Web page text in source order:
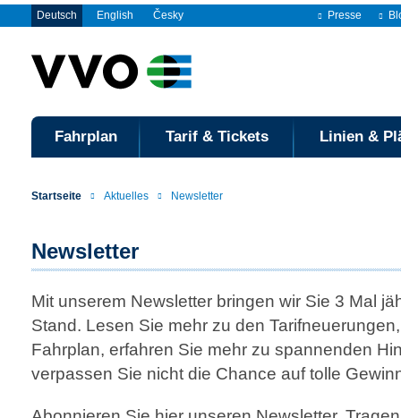
Deutsch English Česky Presse
Fahrplan Tarif & Tickets Linien &
Startseite Aktuelles Newsletter
Newsletter
Mit unserem Newsletter bringen wir Sie 3 Mal
Stand. Lesen Sie mehr zu den
Fahrplan, erfahren Sie mehr zu spannenden
verpassen Sie nicht die Chance auf tolle